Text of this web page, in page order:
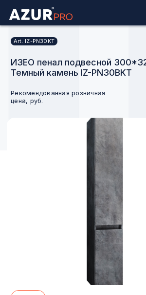
Art. IZ-PN30KT
ИЗЕО пенал подвесной
Темный камень IZ-PN30BKT
Рекомендованная розничная
цена, руб.